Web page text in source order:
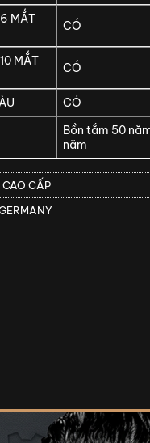
MẮT
CÓ
MẮT
CÓ
CÓ
Bồn tắm 50
năm
CẤP